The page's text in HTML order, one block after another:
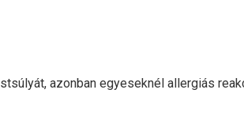
azonban egyeseknél allergiás